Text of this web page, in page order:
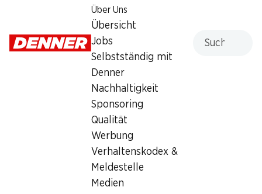
Über Uns
Übersicht
Jobs
Selbstständig mit
Denner
Nachhaltigkeit
Sponsoring
Qualität
Werbung
Verhaltenskodex &
Meldestelle
Medien
Bargeldbezug mit Post - / M-Card